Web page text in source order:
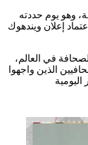
وهو يوم حددته
إعلان ويندهوك
في العالم،
الذين واجهوا